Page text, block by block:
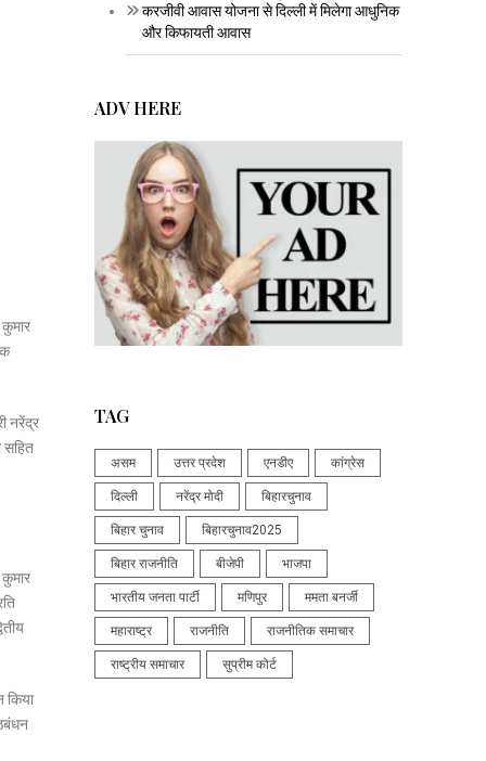
नरेंद्र
सहित
किया
करजीवी आवास योजना से दिल्ली में मिलेगा आधुनिक
और किफायती आवास
ADV HERE
TAG
असम उत्तर प्रदेश एनडीए कांग्रेस
दिल्ली नरेंद्र मोदी बिहारचुनाव
बिहार चुनाव बिहारचुनाव2025
बिहार राजनीति बीजेपी भाजपा
भारतीय जनता पार्टी मणिपुर ममता बनर्जी
महाराष्ट्र राजनीति राजनीतिक समाचार
राष्ट्रीय समाचार सुप्रीम कोर्ट